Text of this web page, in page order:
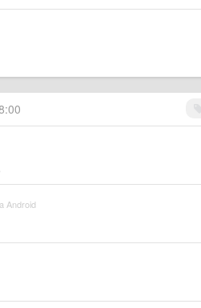
Android